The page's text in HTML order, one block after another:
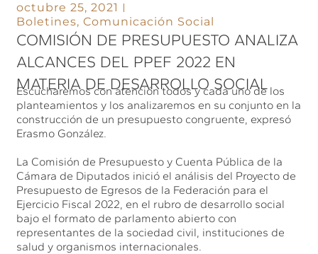
octubre 25, 2021
Boletines,Comunicación Social
COMISIÓN DE PRESUPUESTO ANALIZA
ALCANCES DEL PPEF 2022 EN
MATERIA DE DESARROLLO SOCIAL
Escucharemos con atención todos y cada uno de los
planteamientos y los analizaremos en su conjunto en la
construcción de un presupuesto congruente, expresó
Erasmo González.
La Comisión de Presupuesto y Cuenta Pública de la
Cámara de Diputados inició el análisis del Proyecto de
Presupuesto de Egresos de la Federación para el
Ejercicio Fiscal 2022, en el rubro de desarrollo social
bajo el formato de parlamento abierto con
representantes de la sociedad civil, instituciones de
salud y organismos internacionales.